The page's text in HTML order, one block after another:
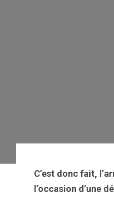
C’est donc fait,
l’occasion d’une